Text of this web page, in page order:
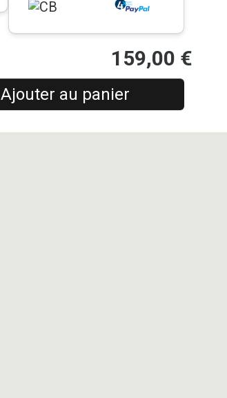
159,00 €
Ajouter au panier